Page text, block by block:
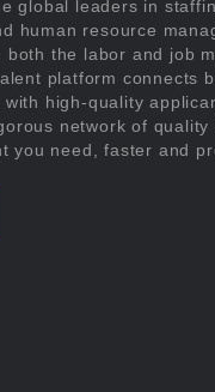
global leaders in
human resource
both the labor and job
platform connects
high-quality
network of quality
you need, faster and